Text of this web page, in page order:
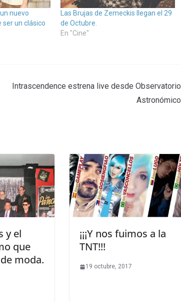
nuevo
un clásico
Las Brujas de Zemeckis llegan el 29
de Octubre.
En "Cine"
Intrascendence estrena live desde Observatorio
Astronómico
y el
que
moda.
¡¡¡Y nos fuimos a la
TNT!!!
19 octubre, 2017